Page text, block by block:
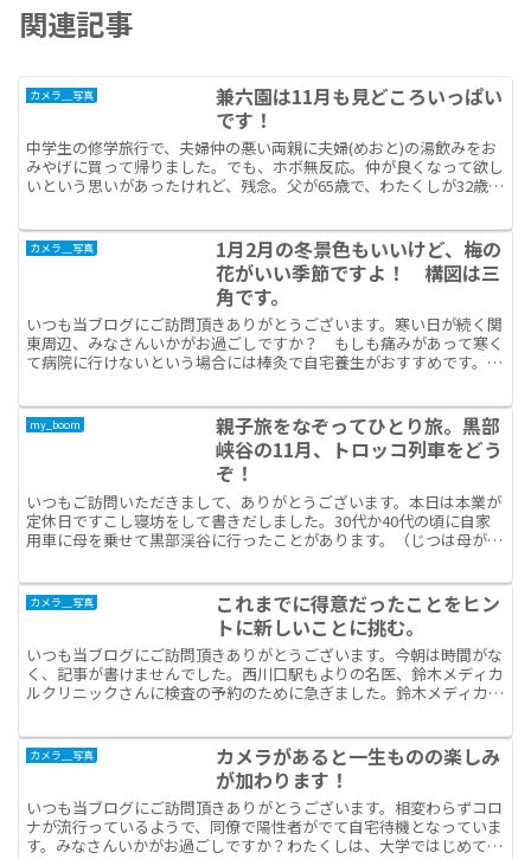
関連記事
カメラ＿写真
兼六園は11月も見どころいっぱい
です！
中学生の修学旅行で、夫婦仲の悪い両親に夫婦(めおと)の湯飲みをお
みやげに買って帰りました。でも、ホボ無反応。仲が良くなって欲し
いという思いがあったけれど、残念。父が65歳で、わたくしが32歳。
カメラ＿写真
1月2月の冬景色もいいけど、梅の
花がいい季節ですよ！ 構図は三
角です。
いつも当ブログにご訪問頂きありがとうございます。寒い日が続く関
東周辺、みなさんいかがお過ごしですか？ もしも痛みがあって寒く
て病院に行けないという場合には棒灸で自宅養生がおすすめです。
my_boom
親子旅をなぞってひとり旅。黒部
峡谷の11月、トロッコ列車をどう
ぞ！
いつもご訪問いただきまして、ありがとうございます。本日は本業が
定休日ですこし寝坊をして書きだしました。30代か40代の頃に自家
用車に母を乗せて黒部渓谷に行ったことがあります。（じつは母が1
カメラ＿写真
これまでに得意だったことをヒン
トに新しいことに挑む。
いつも当ブログにご訪問頂きありがとうございます。今朝は時間がな
く、記事が書けませんでした。西川口駅もよりの名医、鈴木メディカ
ルクリニックさんに検査の予約のために急ぎました。鈴木メディカル
カメラ＿写真
カメラがあると一生ものの楽しみ
が加わります！
いつも当ブログにご訪問頂きありがとうございます。相変わらずコロ
ナが流行っているようで、同僚で陽性者がでて自宅待機となっていま
す。みなさんいかがお過ごしですか？わたくしは、大学ではじめて油